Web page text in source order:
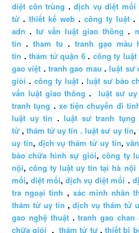
diệt côn trùng .dịch vụ diệt mối
tử . thiết kế web . công ty luật .
adn .tư vấn luật giao thông .
tín . tham tu . tranh gạo màu
tín .thám tử quận 6. công ty
gao việt .tranh gao mau .luật sư
giỏi . công ty luật. luật sư bào
vấn luật giao thông . luật sư uy
tranh tụng . xe tiện chuyến đi
luật uy tín .luật sư tranh tụng
tử ,thám tử uy tín . luật sư uy tín,
uy tín, dịch vụ thám tử uy tín,
bào chữa hình sự giỏi,công ty
nội,công ty luật uy tín tại hà nội
mối,diệt mối,dịch vụ diệt mối .
tra ngoại tình , xác minh nhân
thám tử uy tín ,dịch vụ thám tử
gao nghệ thuật.tranh gao chan
chữa giỏi .thám tử tư.thiết bị